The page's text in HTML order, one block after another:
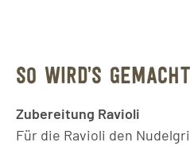
SO WIRD’S GEMACHT
Zubereitung Ravioli
Für die Ravioli den